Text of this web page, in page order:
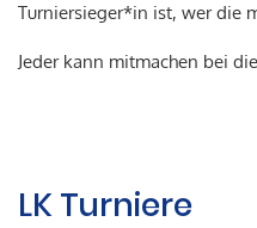
Turniersieger*in ist, wer die
Jeder kann mitmachen bei
LK Turniere